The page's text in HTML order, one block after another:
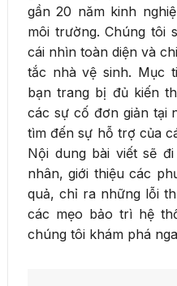
gần 20 năm kinh
môi trường. Chúng tôi
cái nhìn toàn diện và
tắc nhà vệ sinh. Mục
bạn trang bị đủ kiến
các sự cố đơn giản tại
tìm đến sự hỗ trợ của
Nội dung bài viết sẽ
nhân, giới thiệu các
quả, chỉ ra những lỗi
các mẹo bảo trì hệ
chúng tôi khám phá